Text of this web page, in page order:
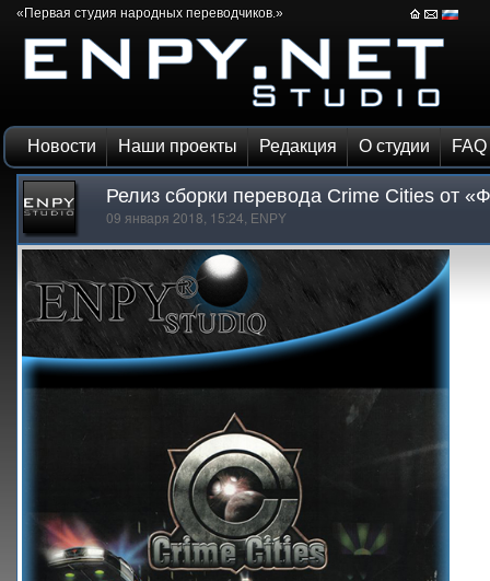
«Первая студия народных переводчиков.»
Новости Наши проекты Редакция О студии FAQ
Релиз сборки перевода Crime Cities от
09 января 2018, 15:24, ENPY